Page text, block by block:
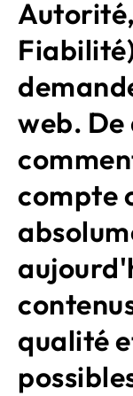
web.
compte
qualité